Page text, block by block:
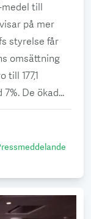
medel till
på mer
styrelse får
omsättning
till 177,1
De ökad...